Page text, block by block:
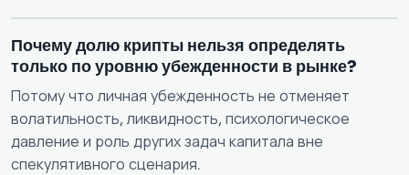
Почему долю крипты нельзя определять
только по уровню убежденности в рынке?
Потому что личная убежденность не отменяет
волатильность, ликвидность, психологическое
давление и роль других задач капитала вне
спекулятивного сценария.